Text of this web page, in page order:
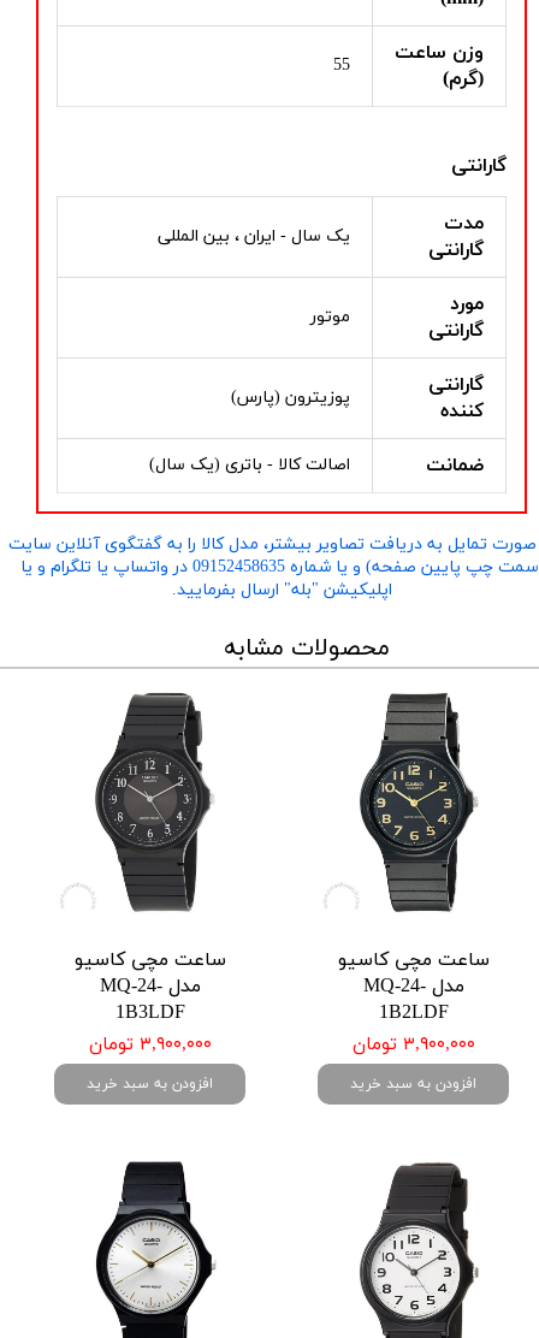
وزن ساعت
(گرم)
55
گارانتی
مدت
گارانتی
یک سال - ایران ، بین المللی
مورد
گارانتی
موتور
گارانتی
کننده
پوزیترون (پارس)
ضمانت اصالت کالا - باتری (یک سال)
تمایل به دریافت تصاویر بیشتر، مدل کالا را به گفتگوی آنلاین سایت
​​​​​​​(سمت چپ پایین صفحه) و یا شماره 09152458635 در واتساپ یا تلگرام و یا
اپلیکیشن "بله" ارسال بفرمایید.
محصولات مشابه
ساعت مچی کاسیو
مدل MQ-24-
1B2LDF
۳,۹۰۰,۰۰۰ تومان
افزودن به سبد خرید
ساعت مچی کاسیو
مدل MQ-24-
1B3LDF
۳,۹۰۰,۰۰۰ تومان
افزودن به سبد خرید